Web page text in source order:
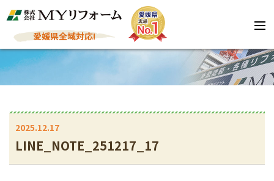
愛媛県全域対応!
2025.12.17
LINE_NOTE_251217_17